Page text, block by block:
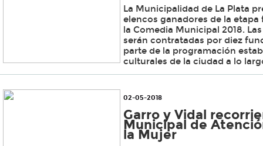
La Municipalidad de La Plata
elencos ganadores de la
la Comedia Municipal 2018.
serán contratadas por diez
parte de la programación
culturales de la ciudad a lo
02-05-2018
Garro y Vidal
Municipal de
la Mujer